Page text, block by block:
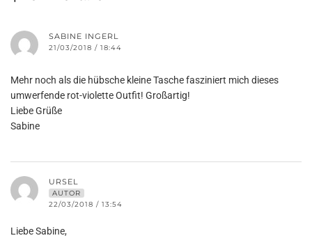
SABINE INGERL
21/03/2018 / 18:44
Mehr noch als die hübsche kleine Tasche fasziniert mich dieses
umwerfende rot-violette Outfit! Großartig!
Liebe Grüße
Sabine
URSEL
AUTOR
22/03/2018 / 13:54
Liebe Sabine,